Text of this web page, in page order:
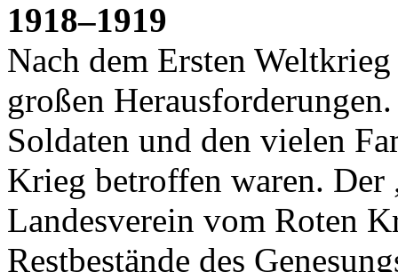
1918–1919
Nach dem Ersten
großen
Soldaten und den vielen
Krieg betroffen waren. Der
Landesverein vom Roten
Restbestände des